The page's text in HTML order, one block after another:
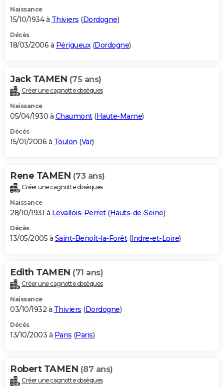
Naissance
15/10/1934 à Thiviers (Dordogne)
Décès
18/03/2006 à Périgueux(Dordogne)
Jack TAMEN (75 ans)
Créer une cagnotte obsèques
Naissance
05/04/1930 à Chaumont(Haute-Marne)
Décès
15/01/2006 à Toulon (Var)
Rene TAMEN (73 ans)
Créer une cagnotte obsèques
Naissance
28/10/1931 à Levallois-Perret(Hauts-de-Seine)
Décès
13/05/2005 à Saint-Benoît-la-Forêt(Indre-et-Loire)
Edith TAMEN (71 ans)
Créer une cagnotte obsèques
Naissance
03/10/1932 à Thiviers (Dordogne)
Décès
13/10/2003 à Paris (Paris)
Robert TAMEN (87 ans)
Créer une cagnotte obsèques